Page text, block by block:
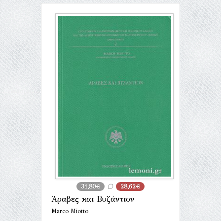
31,80€ 28,62€
Άραβες και Βυζάντιον
Marco Miotto